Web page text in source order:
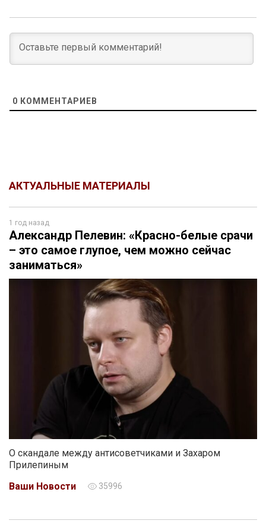
0 КОММЕНТАРИЕВ
АКТУАЛЬНЫЕ МАТЕРИАЛЫ
1 год назад
Александр Пелевин: «Красно-белые срачи
– это самое глупое, чем можно сейчас
заниматься»
О скандале между антисоветчиками и Захаром
Прилепиным
Ваши Новости
35996